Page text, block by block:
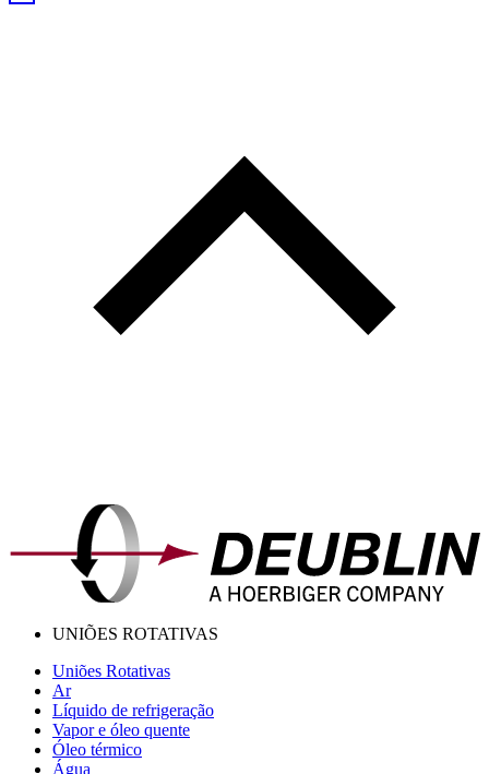
UNIÕES ROTATIVAS
Uniões Rotativas
Ar
Líquido de refrigeração
Vapor e óleo quente
Óleo térmico
Água